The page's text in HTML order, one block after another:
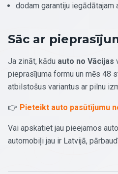
dodam garantiju iegādātajam
Sāc ar
Ja zināt, kādu auto no Vācijas
pieprasījuma formu un mēs 48
atbilstošus variantus ar pilnu
👉 Pieteikt auto pasūtījumu
Vai apskatiet jau pieejamos
automobiļi jau ir Latvijā,